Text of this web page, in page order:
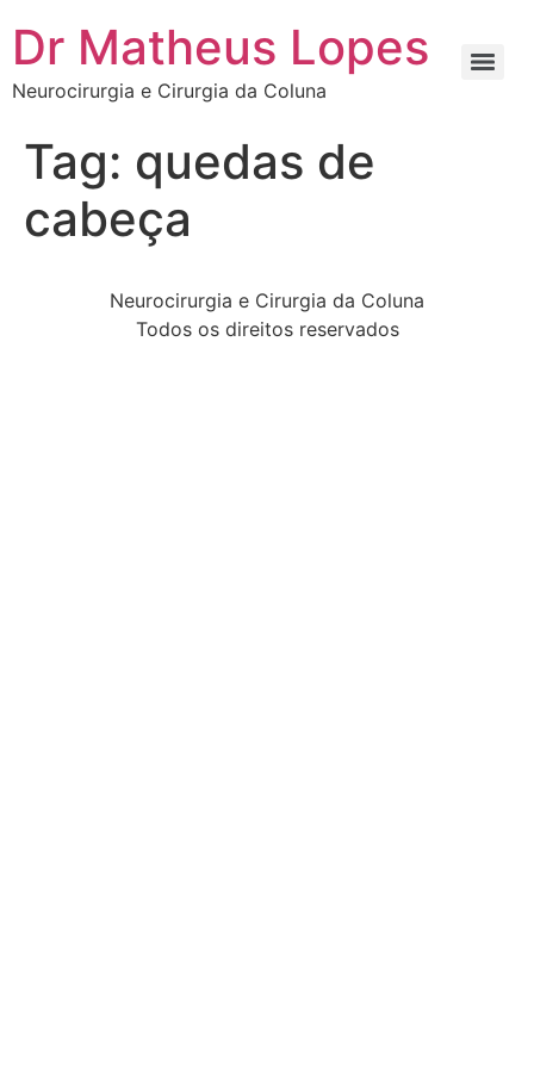
Dr Matheus Lopes
Neurocirurgia e Cirurgia da Coluna
Tag: quedas de
cabeça
Neurocirurgia e Cirurgia da Coluna
Todos os direitos reservados